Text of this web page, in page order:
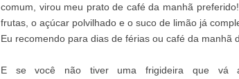
comum, virou meu prato de café da manhã
frutas, o açúcar polvilhado e o suco de limão já
Eu recomendo para dias de férias ou café da manhã
E se você não tiver uma frigideira que vá